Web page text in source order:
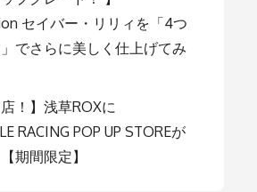
セイバー・リリィを「4つ
でさらに美しく仕上げてみ
店！】浅草ROXに
RACING POP UP STOREが
期間限定】